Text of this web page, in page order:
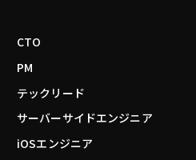
CTO
PM
テックリード
サーバーサイドエンジニア
iOSエンジニア